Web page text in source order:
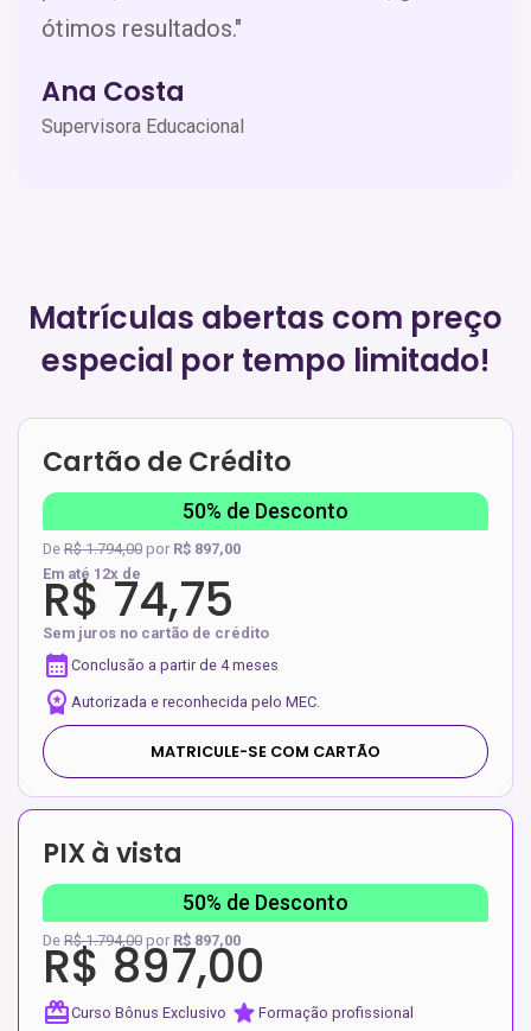
ótimos resultados."
Ana Costa
Supervisora Educacional
Matrículas abertas com preço
especial por tempo limitado!
Cartão de Crédito
50% de Desconto
De R$ 1.794,00 por R$ 897,00
Em até 12x de
R$ 74,75
Sem juros no cartão de crédito
calendar_month Conclusão a partir de 4 meses
workspace_premium Autorizada e reconhecida pelo MEC.
MATRICULE-SE COM CARTÃO
PIX à vista
50% de Desconto
De R$ 1.794,00 por R$ 897,00
R$ 897,00
redeemCurso Bônus Exclusivo star Formação profissional